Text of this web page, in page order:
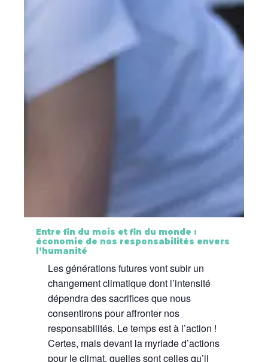
Entre fin du mois et fin du monde :
économie de nos responsabilités envers
l’humanité
Les générations futures vont subir un
changement climatique dont l’intensité
dépendra des sacrifices que nous
consentirons pour affronter nos
responsabilités. Le temps est à l’action !
Certes, mais devant la myriade d’actions
pour le climat, quelles sont celles qu’il